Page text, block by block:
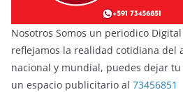
Nosotros Somos un periodico
reflejamos la realidad cotidiana del
nacional y mundial, puedes dejar
un espacio publicitario al 73456851